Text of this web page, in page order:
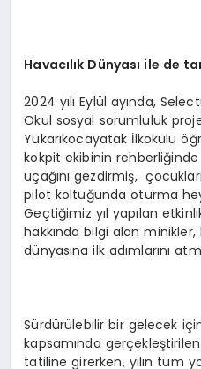
Havacılık Dünyası ile de
2024 yılı Eylül ayında,
Okul sosyal sorumluluk
Yukarıkocayatak İlkokulu
kokpit ekibinin
uçağını gezdirmiş,
pilot koltuğunda oturma
Geçtiğimiz yıl yapılan
hakkında bilgi alan minikler,
dünyasına ilk adımlarını
Sürdürülebilir bir gelecek
kapsamında gerçekleştirilen
tatiline girerken, yılın tüm